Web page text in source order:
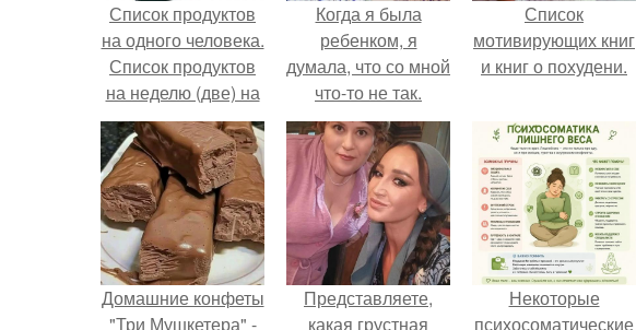
Список продуктов
на одного человека.
Список продуктов
на неделю (две) на
1 человека.
Когда я была
ребенком, я
думала, что со мной
что-то не так.
Список
мотивирующих книг
и книг о похудени.
Домашние конфеты
"Три Мушкетера" -
Представляете,
какая грустная
Некоторые
психосоматические